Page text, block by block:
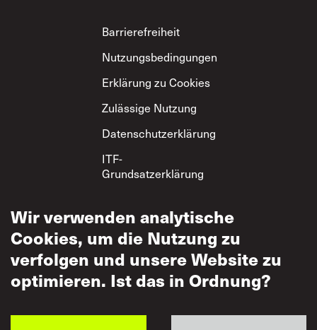
Footer
Barrierefreiheit
Nutzungsbedingungen
Erklärung zu Cookies
Zulässige Nutzung
Datenschutzerklärung
ITF-
Grundsatzerklärung
Wir verwenden analytische
Cookies, um die Nutzung zu
verfolgen und unsere Website zu
optimieren. Ist das in Ordnung?